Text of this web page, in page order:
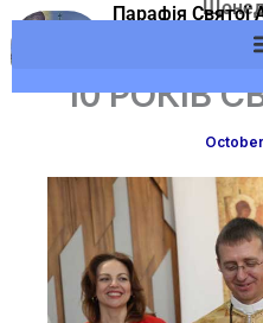
Skip
to
Парафія Святої
м.Вишневе
вул.
10 РОКІВ